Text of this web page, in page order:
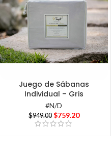
Juego de Sábanas
Individual – Gris
#N/D
$949.00 $759.20